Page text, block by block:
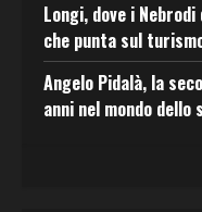
Longi, dove i
che punta sul
Angelo Pidalà, la
anni nel mondo